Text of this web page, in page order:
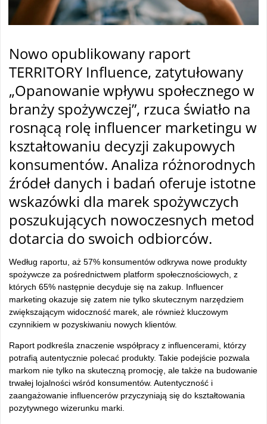
Nowo opublikowany raport
TERRITORY Influence, zatytułowany
„Opanowanie wpływu społecznego w
branży spożywczej”, rzuca światło na
rosnącą rolę influencer marketingu w
kształtowaniu decyzji zakupowych
konsumentów. Analiza różnorodnych
źródeł danych i badań oferuje istotne
wskazówki dla marek spożywczych
poszukujących nowoczesnych metod
dotarcia do swoich odbiorców.
Według raportu, aż 57% konsumentów odkrywa nowe produkty
spożywcze za pośrednictwem platform społecznościowych, z
których 65% następnie decyduje się na zakup. Influencer
marketing okazuje się zatem nie tylko skutecznym narzędziem
zwiększającym widoczność marek, ale również kluczowym
czynnikiem w pozyskiwaniu nowych klientów.
Raport podkreśla znaczenie współpracy z influencerami, którzy
potrafią autentycznie polecać produkty. Takie podejście pozwala
markom nie tylko na skuteczną promocję, ale także na budowanie
trwałej lojalności wśród konsumentów. Autentyczność i
zaangażowanie influencerów przyczyniają się do kształtowania
pozytywnego wizerunku marki.